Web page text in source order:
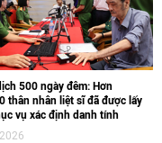
500 ngày đêm: Hơn
thân nhân liệt sĩ đã được lấy
vụ xác định danh tính